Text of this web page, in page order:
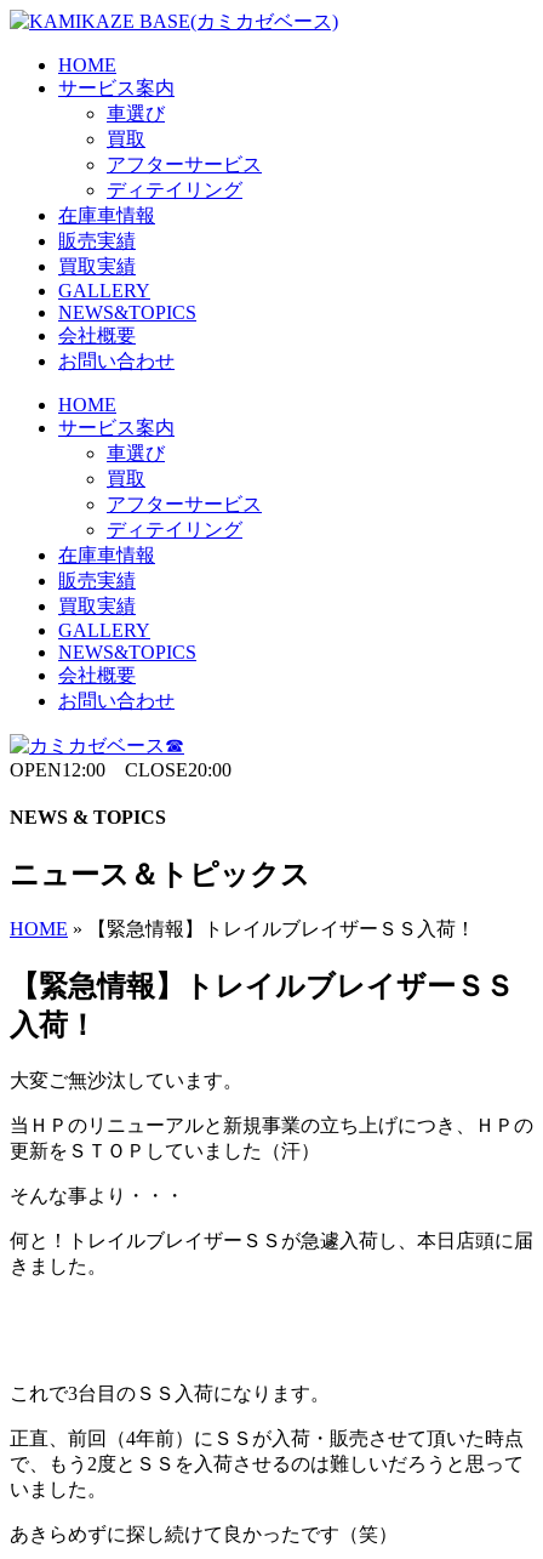
Skip
content
HOME
サービス案内
車選び
買取
アフターサービス
ディテイリング
在庫車情報
販売実績
買取実績
GALLERY
NEWS&TOPICS
会社概要
お問い合わせ
HOME
サービス案内
車選び
買取
アフターサービス
ディテイリング
在庫車情報
販売実績
買取実績
GALLERY
NEWS&TOPICS
会社概要
お問い合わせ
OPEN12:00 CLOSE20:00
NEWS & TOPICS
ニュース＆トピックス
HOME » 【緊急情報】トレイルブレイザーＳＳ入荷！
【緊急情報】トレイルブレイザーＳＳ
入荷！
大変ご無沙汰しています。
当ＨＰのリニューアルと新規事業の立ち上げにつき、ＨＰの
更新をＳＴＯＰしていました（汗）
そんな事より・・・
何と！トレイルブレイザーＳＳが急遽入荷し、本日店頭に届
きました。
これで3台目のＳＳ入荷になります。
正直、前回（4年前）にＳＳが入荷・販売させて頂いた時点
で、もう2度とＳＳを入荷させるのは難しいだろうと思って
いました。
あきらめずに探し続けて良かったです（笑）